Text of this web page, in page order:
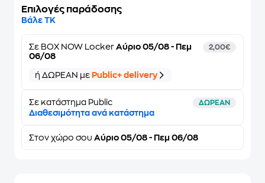
Επιλογές παράδοσης
Βάλε ΤΚ
Σε BOX NOW Locker Αύριο 05/08 - Πεμ
06/08
2,00€
ή ΔΩΡΕΑΝ με Public+ delivery
Σε κατάστημα Public ΔΩΡΕΑΝ
Διαθεσιμότητα ανά κατάστημα
Στον χώρο σου Αύριο 05/08 - Πεμ 06/08